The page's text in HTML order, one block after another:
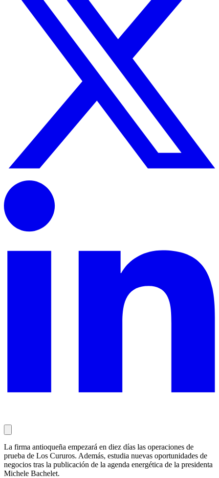
La firma antioqueña empezará en diez días las operaciones de
prueba de Los Cururos. Además, estudia nuevas oportunidades de
negocios tras la publicación de la agenda energética de la presidenta
Michele Bachelet.